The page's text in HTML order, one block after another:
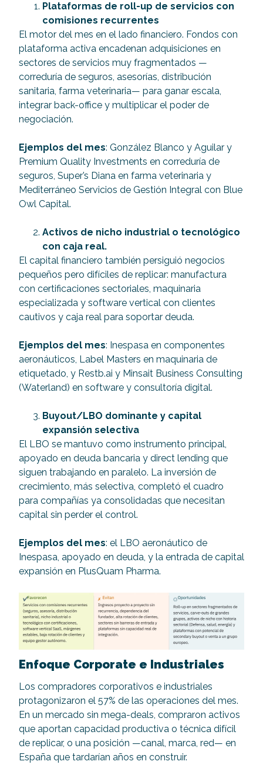
Plataformas de roll-up de servicios con
comisiones recurrentes
El motor del mes en el lado financiero. Fondos con
plataforma activa encadenan adquisiciones en
sectores de servicios muy fragmentados —
correduría de seguros, asesorías, distribución
sanitaria, farma veterinaria— para ganar escala,
integrar back-office y multiplicar el poder de
negociación.
Ejemplos del mes: González Blanco y Aguilar y
Premium Quality Investments en correduría de
seguros, Super’s Diana en farma veterinaria y
Mediterráneo Servicios de Gestión Integral con Blue
Owl Capital.
Activos de nicho industrial o tecnológico
con caja real.
El capital financiero también persiguió negocios
pequeños pero difíciles de replicar: manufactura
con certificaciones sectoriales, maquinaria
especializada y software vertical con clientes
cautivos y caja real para soportar deuda.
Ejemplos del mes: Inespasa en componentes
aeronáuticos, Label Masters en maquinaria de
etiquetado, y Restb.ai y Minsait Business Consulting
(Waterland) en software y consultoría digital.
Buyout/LBO dominante y capital
expansión selectiva
El LBO se mantuvo como instrumento principal,
apoyado en deuda bancaria y direct lending que
siguen trabajando en paralelo. La inversión de
crecimiento, más selectiva, completó el cuadro
para compañías ya consolidadas que necesitan
capital sin perder el control.
Ejemplos del mes: el LBO aeronáutico de
Inespasa, apoyado en deuda, y la entrada de capital
expansión en PlusQuam Pharma.
Enfoque Corporate e Industriales
Los compradores corporativos e industriales
protagonizaron el 57% de las operaciones del mes.
En un mercado sin mega-deals, compraron activos
que aportan capacidad productiva o técnica difícil
de replicar, o una posición —canal, marca, red— en
España que tardarían años en construir.